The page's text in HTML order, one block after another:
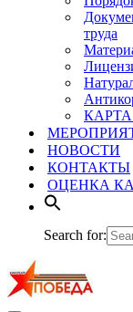
труда
НОВОСТИ
КОНТАКТЫ
ОЦЕНКА
Search for: